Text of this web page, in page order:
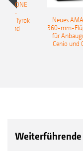
Tyrok
Neues
360-mm-
für
Cenio und
Weiterführende